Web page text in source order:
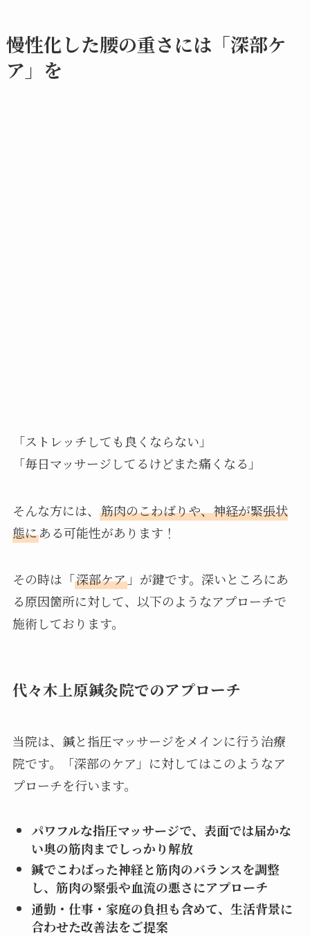
慢性化した腰の重さには「深部ケ
ア」を
「ストレッチしても良くならない」
「毎日マッサージしてるけどまた痛くなる」
そんな方には、 筋肉のこわばりや、神経が緊張状
態にある可能性があります！
その時は「深部ケア」が鍵です。深いところにあ
る原因箇所に対して、以下のようなアプローチで
施術しております。
代々木上原鍼灸院でのアプローチ
当院は、鍼と指圧マッサージをメインに行う治療
院です。「深部のケア」に対してはこのようなア
プローチを行います。
パワフルな指圧マッサージで、表面では届かな
い奥の筋肉までしっかり解放
鍼でこわばった神経と筋肉のバランスを調整
し、筋肉の緊張や血流の悪さにアプローチ
通勤・仕事・家庭の負担も含めて、生活背景に
合わせた改善法をご提案